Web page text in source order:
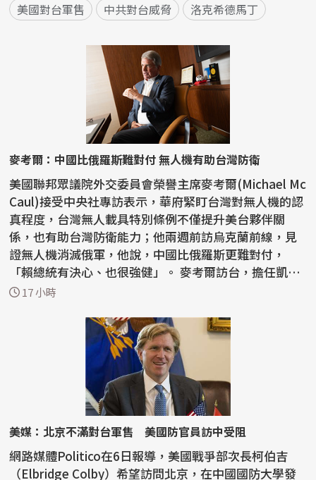
美國對台軍售 中共對台威脅 洛克希德馬丁
麥考爾：中國比俄羅斯難對付 無人機有助台灣防衛
美國聯邦眾議院外交委員會榮譽主席麥考爾(Michael Mc
Caul)接受中央社專訪表示，華府緊盯台灣對無人機的認
真程度，台灣無人載具特別條例不僅提升美台夥伴關
係，也有助台灣防衛能力；他兩週前訪烏克蘭前線，見
證無人機消滅俄軍，他說，中國比俄羅斯更難對付，
「賴總統有決心、也很強健」。 麥考爾訪台，擔任凱達
格蘭論壇...
17 小時
美媒：北京不滿對台軍售 美國防官員訪中受阻
網路媒體Politico在6日報導，美國戰爭部次長柯伯吉
（Elbridge Colby）希望訪問北京，在中國國防大學發